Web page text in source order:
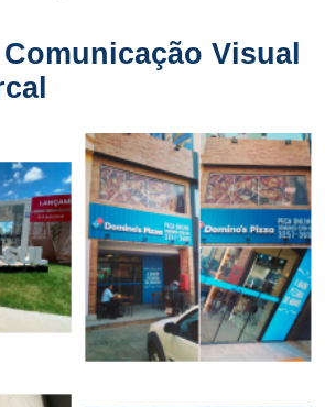
Visual